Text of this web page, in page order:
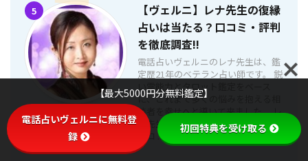
5
【ヴェルニ】レナ先生の復縁
占いは当たる？口コミ・評判
を徹底調査!!
電話占いヴェルニのレナ先生は、鑑
定歴21年のベテラン占い師です。 鋭
い霊能力とタロット鑑定をベース
に、これまで多くの悩みを抱える相
談者を幸せへと導いて来ました。 レ
ナ先生の鑑定は本当に当たるのか、
口コ ...
【最大5000円分無料鑑定】
電話占いヴェルニに無料登
録
初回特典を受け取る